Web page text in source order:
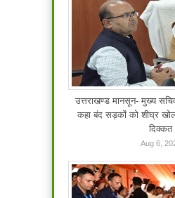
उत्तराखण्ड मानसून- मुख्य
कहा बंद सड़कों को शीघ्र
दिक्कत
Aug 6,